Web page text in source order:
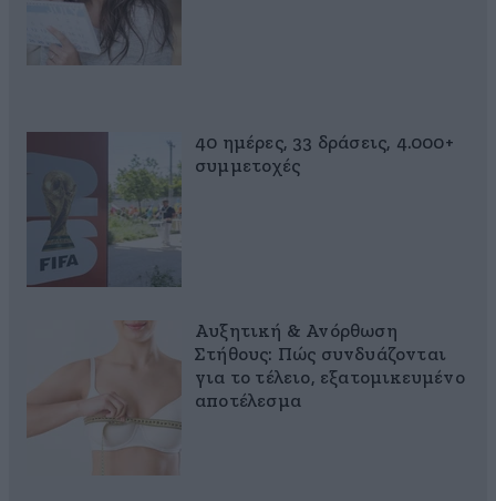
40 ημέρες, 33 δράσεις, 4.000+
συμμετοχές
Αυξητική & Ανόρθωση
Στήθους: Πώς συνδυάζονται
για το τέλειο, εξατομικευμένο
αποτέλεσμα